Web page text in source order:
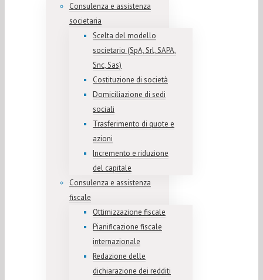
Consulenza e assistenza
societaria
Scelta del modello
societario (SpA, Srl, SAPA,
Snc, Sas)
Costituzione di società
Domiciliazione di sedi
sociali
Trasferimento di quote e
azioni
Incremento e riduzione
del capitale
Consulenza e assistenza
fiscale
Ottimizzazione fiscale
Pianificazione fiscale
internazionale
Redazione delle
dichiarazione dei redditi